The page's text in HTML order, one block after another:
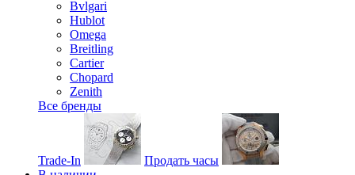
Bvlgari
Hublot
Omega
Breitling
Cartier
Chopard
Zenith
Все бренды
Trade-In
Продать часы